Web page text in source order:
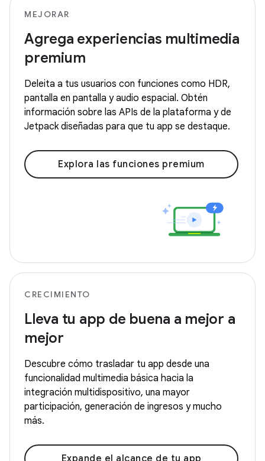
MEJORAR
Agrega experiencias multimedia
premium
Deleita a tus usuarios con funciones como HDR,
pantalla en pantalla y audio espacial. Obtén
información sobre las APIs de la plataforma y de
Jetpack diseñadas para que tu app se destaque.
Explora las funciones premium
CRECIMIENTO
Lleva tu app de buena a mejor a
mejor
Descubre cómo trasladar tu app desde una
funcionalidad multimedia básica hacia la
integración multidispositivo, una mayor
participación, generación de ingresos y mucho
más.
Expande el alcance de tu app